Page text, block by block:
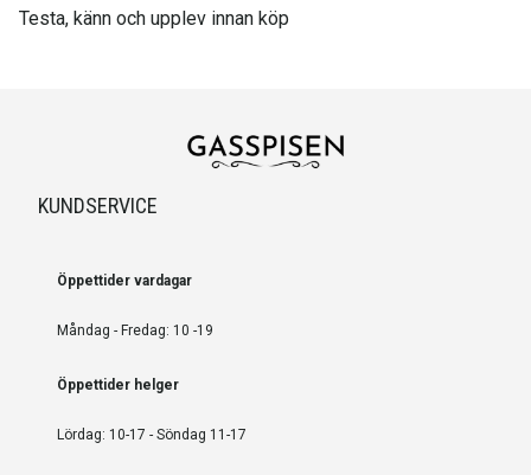
Testa, känn och upplev innan köp
KUNDSERVICE
Öppettider vardagar
Måndag - Fredag: 10 -19
Öppettider helger
Lördag: 10-17 - Söndag 11-17